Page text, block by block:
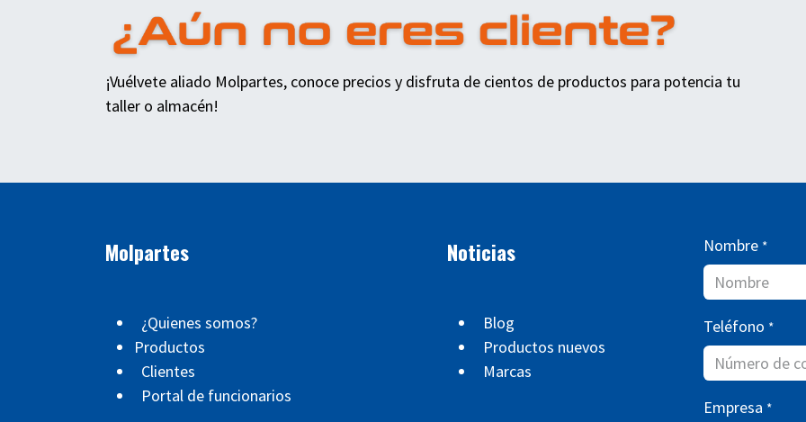
¡Vuélvete aliado Molpartes, conoce precios y disfruta de cientos de productos para potencia tu
taller o almacén!
Molpartes
¿Quienes somos?
Productos
Clientes
Portal de funcionarios
Noticias
Blog
Productos nuevos
Marcas
Nombre *
Teléfono *
Empresa *